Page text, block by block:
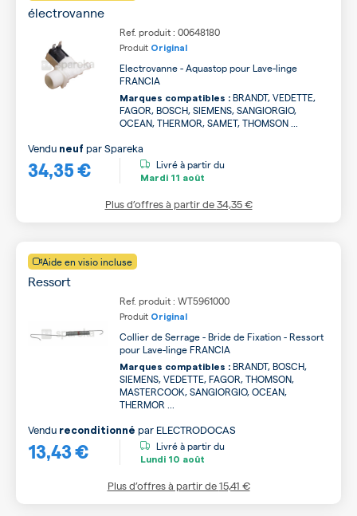
électrovanne
Ref. produit : 00648180
Produit Original
Electrovanne - Aquastop pour Lave-linge
FRANCIA
Marques compatibles : BRANDT, VEDETTE,
FAGOR, BOSCH, SIEMENS, SANGIORGIO,
OCEAN, THERMOR, SAMET, THOMSON ...
34,35 €
Vendu neuf parSpareka
Livré à partir du
Mardi 11 août
Plus d’offres à partir de34,35 €
Aide en visio incluse
Ressort
Ref. produit : WT5961000
Produit Original
Collier de Serrage - Bride de Fixation - Ressort
pour Lave-linge FRANCIA
Marques compatibles : BRANDT, BOSCH,
SIEMENS, VEDETTE, FAGOR, THOMSON,
MASTERCOOK, SANGIORGIO, OCEAN,
THERMOR ...
13,43 €
Vendu reconditionné par ELECTRODOCAS
Livré à partir du
Lundi 10 août
Plus d’offres à partir de15,41 €